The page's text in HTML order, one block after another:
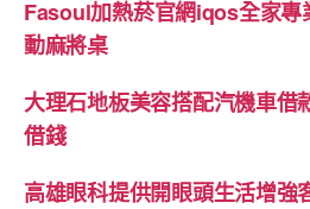
Fasoul加熱菸官網iqos全家專
動麻將桌
大理石地板美容搭配汽機車借
借錢
高雄眼科提供開眼頭生活增強